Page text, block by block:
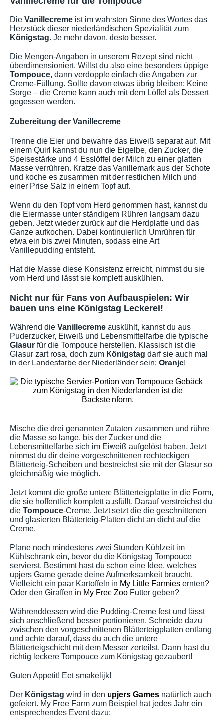
Die Vanillecreme ist im wahrsten Sinne des Wortes das
Herzstück dieser niederländischen Spezialität zum
Königstag. Je mehr davon, desto besser.
Die Mengen-Angaben in unserem Rezept sind nicht
überdimensioniert. Willst du also eine besonders üppige
Tompouce, dann verdopple einfach die Angaben zur
Creme-Füllung. Sollte davon etwas übrig bleiben: Keine
Sorge – die Creme kann auch mit dem Löffel als Dessert
gegessen werden.
Zubereitung der Vanillecreme
Trenne die Eier und bewahre das Eiweiß separat auf. Mit
einem Quirl kannst du nun die Eigelbe, den Zucker, die
Speisestärke und 4 Esslöffel der Milch zu einer glatten
Masse verrühren. Kratze das Vanillemark aus der Schote
und koche es zusammen mit der restlichen Milch und
einer Prise Salz in einem Topf auf.
Wenn du den Topf vom Herd genommen hast, kannst du
die Eiermasse unter ständigem Rühren langsam dazu
geben. Jetzt wieder zurück auf die Herdplatte und das
Ganze aufkochen. Dabei kontinuierlich Umrühren für
etwa ein bis zwei Minuten, sodass eine Art
Vanillepudding entsteht.
Hat die Masse diese Konsistenz erreicht, nimmst du sie
vom Herd und lässt sie komplett auskühlen.
Nicht nur für Fans von Aufbauspielen: Wir
bauen uns eine Königstag Leckerei!
Während die Vanillecreme auskühlt, kannst du aus
Puderzucker, Eiweiß und Lebensmittelfarbe die typische
Glasur für die Tompouce herstellen. Klassisch ist die
Glasur zart rosa, doch zum Königstag darf sie auch mal
in der Landesfarbe der Niederländer sein: Oranje!
Mische die drei genannten Zutaten zusammen und rühre
die Masse so lange, bis der Zucker und die
Lebensmittelfarbe sich im Eiweiß aufgelöst haben. Jetzt
nimmst du dir deine vorgeschnittenen rechteckigen
Blätterteig-Scheiben und bestreichst sie mit der Glasur so
gleichmäßig wie möglich.
Jetzt kommt die große untere Blätterteigplatte in die Form,
die sie hoffentlich komplett ausfüllt. Darauf verstreichst du
die Tompouce-Creme. Jetzt setzt die die geschnittenen
und glasierten Blätterteig-Platten dicht an dicht auf die
Creme.
Plane noch mindestens zwei Stunden Kühlzeit im
Kühlschrank ein, bevor du die Königstag Tompouce
servierst. Bestimmt hast du schon eine Idee, welches
upjers Game gerade deine Aufmerksamkeit braucht.
Vielleicht ein paar Kartoffeln in My Little Farmies ernten?
Oder den Giraffen in My Free Zoo Futter geben?
Währenddessen wird die Pudding-Creme fest und lässt
sich anschließend besser portionieren. Schneide dazu
zwischen den vorgeschnittenen Blätterteigplatten entlang
und achte darauf, dass du auch die untere
Blätterteigschicht mit dem Messer zerteilst. Dann hast du
richtig leckere Tompouce zum Königstag gezaubert!
Guten Appetit! Eet smakelijk!
Der Königstag wird in den upjers Games natürlich auch
gefeiert. My Free Farm zum Beispiel hat jedes Jahr ein
entsprechendes Event dazu: